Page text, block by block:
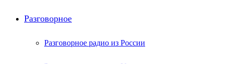
Разговорное
Разговорное радио из России